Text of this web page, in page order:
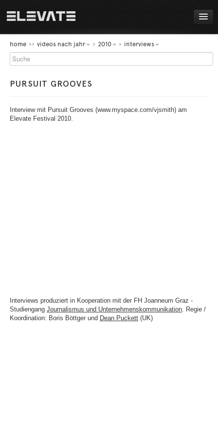
FESTIVAL
PROGRAMM
LIVE!
NEWS
home videos nach jahr 2010 interviews
PURSUIT GROOVES
Interview mit Pursuit Grooves (www.myspace.com/vjsmith) am
Elevate Festival 2010.
Interviews produziert in Kooperation mit der FH Joanneum Graz -
Studiengang Journalismus und Unternehmenskommunikation . Regie /
Koordination: Boris Böttger und Dean Puckett (UK)